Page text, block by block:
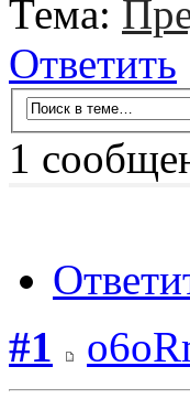
Тема:
Ответить
1
#1